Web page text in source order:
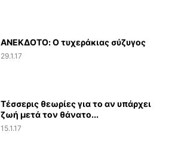
ΑΝΕΚΔΟΤΟ: Ο τυχεράκιας σύζυγος
29.1.17
Τέσσερις θεωρίες για το αν υπάρχει
ζωή μετά τον θάνατο...
15.1.17